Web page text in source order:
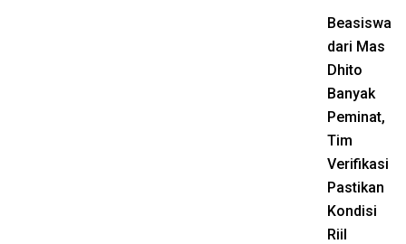
Beasiswa
dari Mas
Dhito
Banyak
Peminat,
Tim
Verifikasi
Pastikan
Kondisi
Riil